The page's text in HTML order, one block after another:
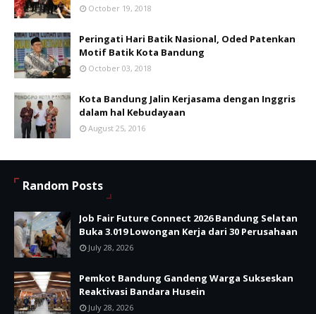
October 19, 2018
Peringati Hari Batik Nasional, Oded Patenkan
Motif Batik Kota Bandung
October 03, 2018
Kota Bandung Jalin Kerjasama dengan Inggris
dalam hal Kebudayaan
August 25, 2016
Random Posts
Job Fair Future Connect 2026 Bandung Selatan
Buka 3.019 Lowongan Kerja dari 30 Perusahaan
July 28, 2026
Pemkot Bandung Gandeng Warga Sukseskan
Reaktivasi Bandara Husein
July 28, 2026